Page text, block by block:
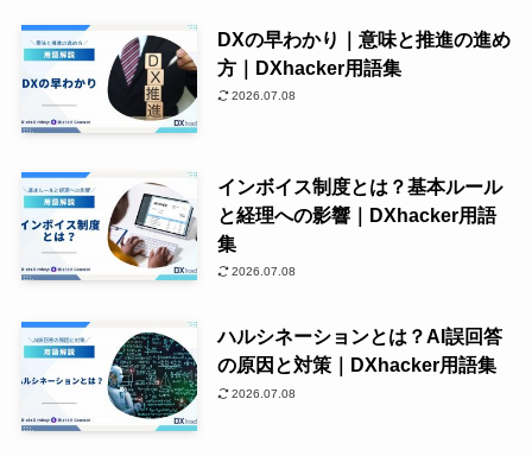
DXの早わかり｜意味と推進の進め
方｜DXhacker用語集
2026.07.08
インボイス制度とは？基本ルール
と経理への影響｜DXhacker用語
集
2026.07.08
ハルシネーションとは？AI誤回答
の原因と対策｜DXhacker用語集
2026.07.08